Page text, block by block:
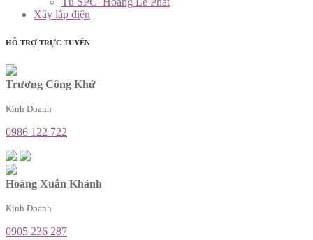
Xây lắp điện
HỖ TRỢ TRỰC TUYẾN
Trương Công Khứ
Kinh Doanh
0986 122 722
Hoàng Xuân Khánh
Kinh Doanh
0905 236 287